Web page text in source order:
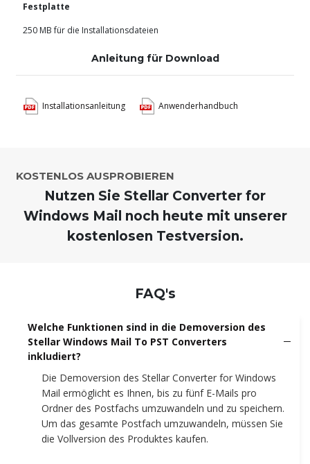
Festplatte
250 MB für die Installationsdateien
Anleitung für Download
Installationsanleitung Anwenderhandbuch
KOSTENLOS AUSPROBIEREN
Nutzen Sie Stellar Converter for
Windows Mail noch heute mit unserer
kostenlosen Testversion.
FAQ's
Welche Funktionen sind in die Demoversion des
Stellar Windows Mail To PST Converters
inkludiert?
Die Demoversion des Stellar Converter for Windows
Mail ermöglicht es Ihnen, bis zu fünf E-Mails pro
Ordner des Postfachs umzuwandeln und zu speichern.
Um das gesamte Postfach umzuwandeln, müssen Sie
die Vollversion des Produktes kaufen.